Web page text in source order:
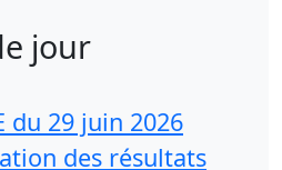
jour
du 29 juin 2026
des résultats